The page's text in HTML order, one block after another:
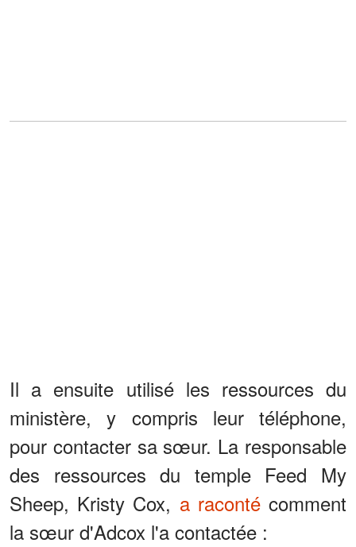
Il a ensuite utilisé les ressources du
ministère, y compris leur téléphone,
pour contacter sa sœur. La responsable
des ressources du temple Feed My
Sheep, Kristy Cox, a racontécomment
la sœur d'Adcox l'a contactée :